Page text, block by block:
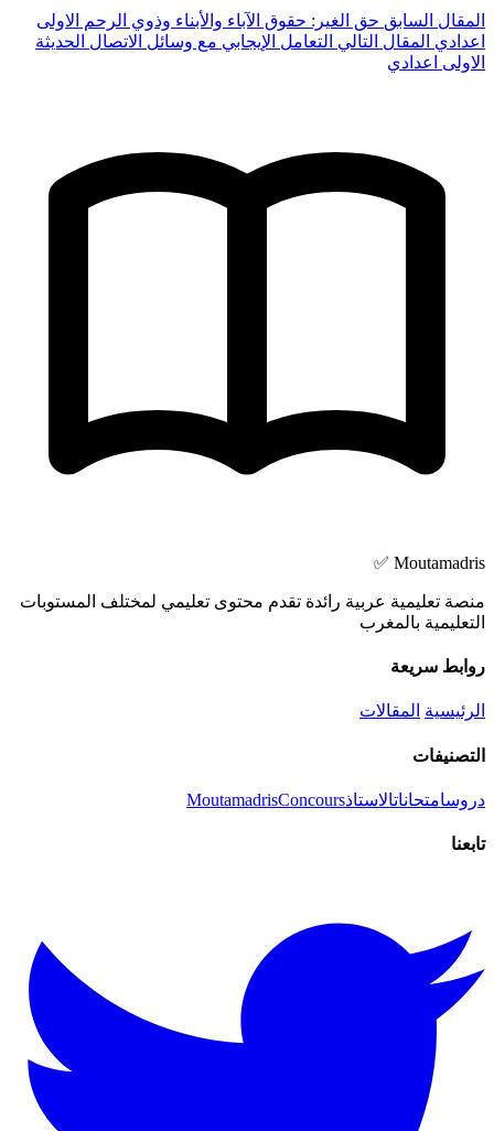
المقال السابق حق الغير: حقوق الآباء والأبناء وذوي الرحم الاولى
اعدادي المقال التالي التعامل الإيجابي مع وسائل الاتصال الحديثة
الاولى اعدادي
Moutamadris ✅
منصة تعليمية عربية رائدة تقدم محتوى تعليمي لمختلف المستوبات
التعليمية بالمغرب
روابط سريعة
الرئيسية المقالات
التصنيفات
دروسامتحاناتالاستاذ MoutamadrisConcours
تابعنا